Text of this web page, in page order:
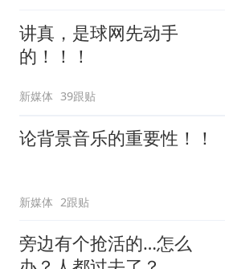
讲真，是球网先动手
的！！！
新媒体 39跟贴
论背景音乐的重要性！！
新媒体 2跟贴
旁边有个抢活的…怎么